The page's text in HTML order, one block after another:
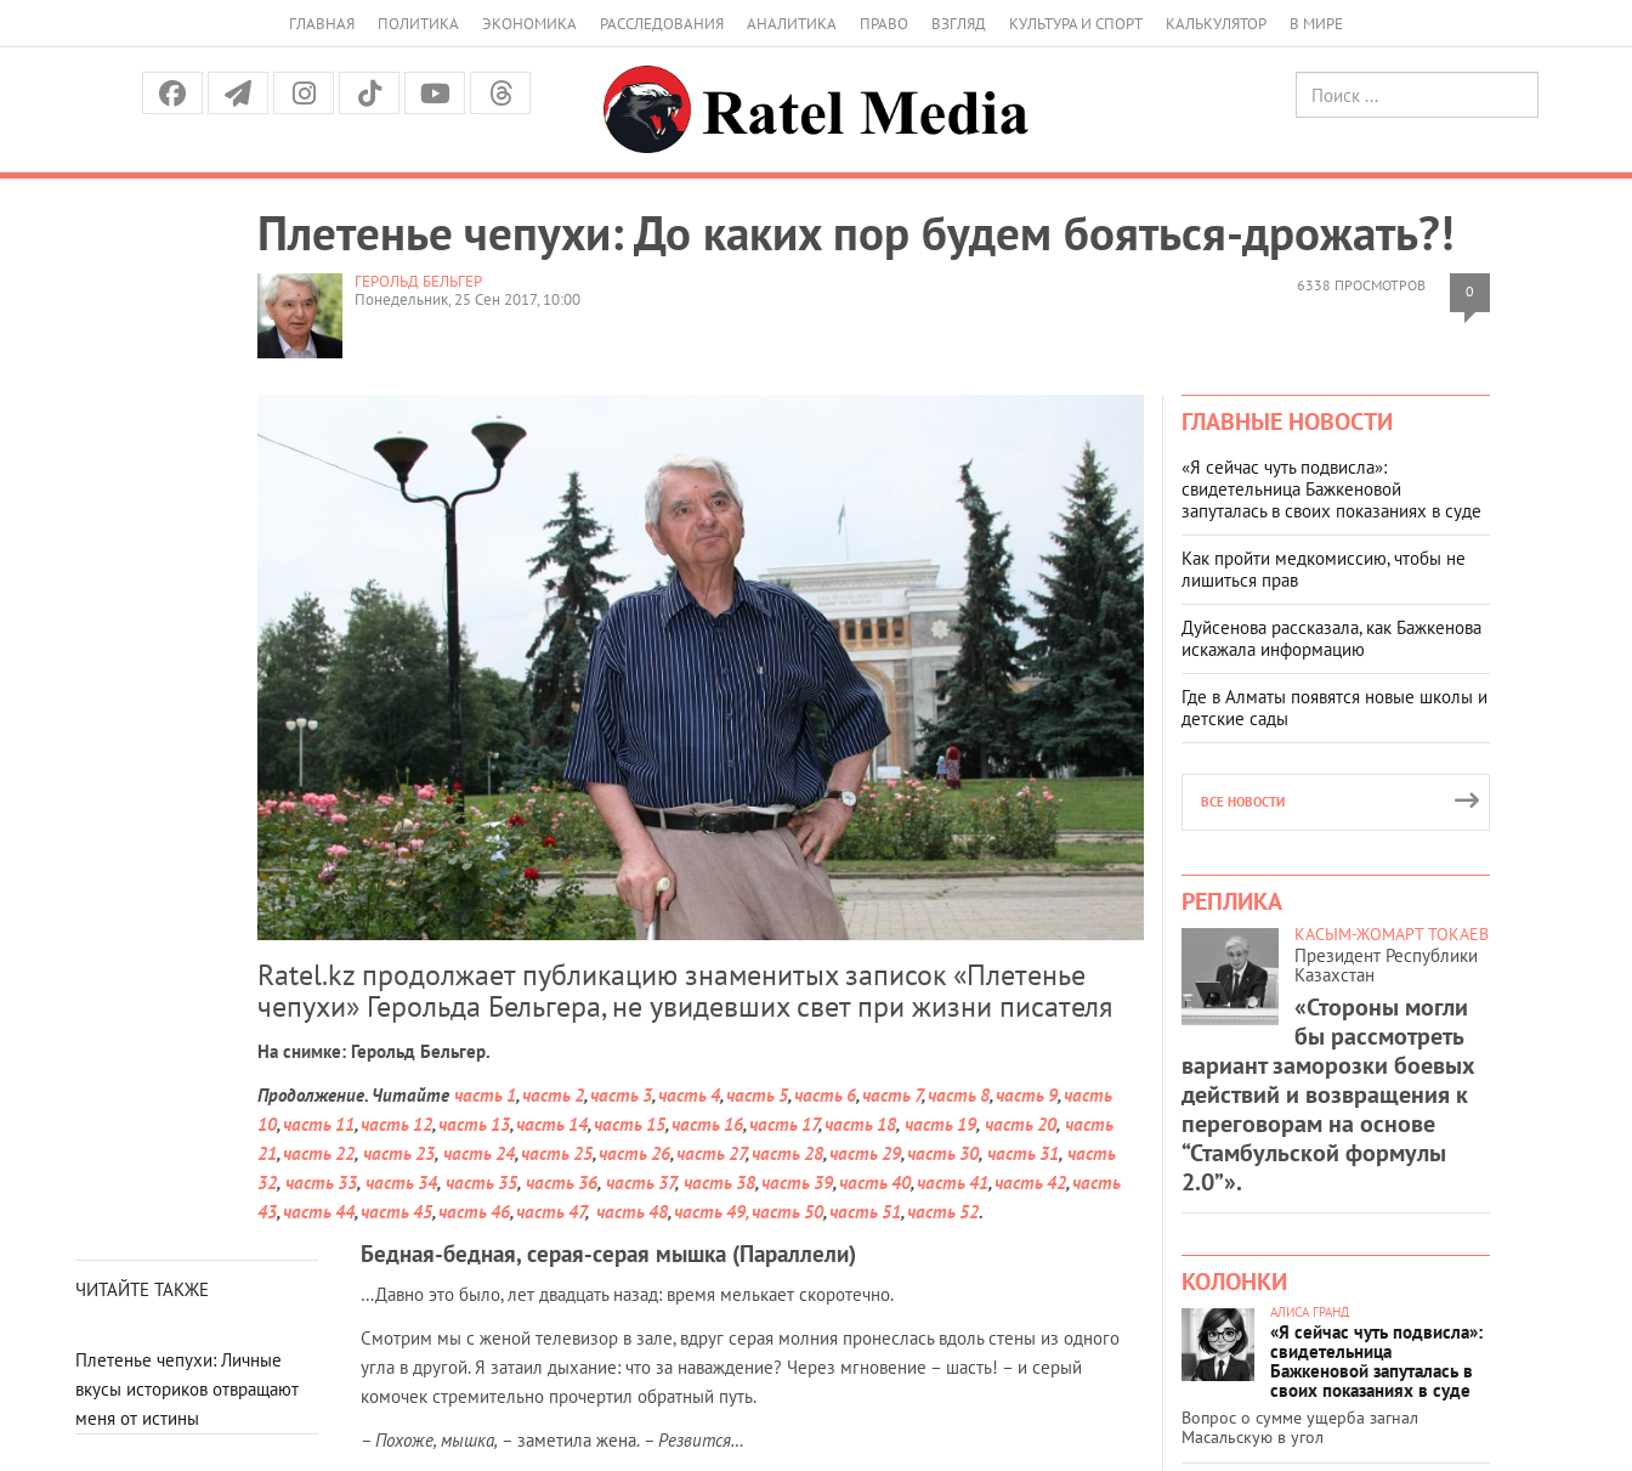
ГЛАВНАЯ ПОЛИТИКА ЭКОНОМИКА РАССЛЕДОВАНИЯ АНАЛИТИКА ПРАВО ВЗГЛЯД КУЛЬТУРА И СПОРТ КАЛЬКУЛЯТОР В МИРЕ
Плетенье чепухи: До каких пор будем бояться-дрожать?!
6338 ПРОСМОТРОВ 0
ГЕРОЛЬД БЕЛЬГЕР
Понедельник, 25 Сен 2017, 10:00
Ratel.kz продолжает публикацию знаменитых записок «Плетенье
чепухи» Герольда Бельгера, не увидевших свет при жизни писателя
На снимке: Герольд Бельгер.
Продолжение. Читайте часть 1,часть 2,часть 3,часть 4,часть 5,часть 6,часть 7,часть 8,часть 9,часть
10,часть 11,часть 12,часть 13,часть 14,часть 15,часть 16,часть 17,часть 18, часть 19, часть 20, часть
21,часть 22, часть 23, часть 24,часть 25,часть 26,часть 27,часть 28,часть 29,часть 30, часть 31, часть
32, часть 33, часть 34, часть 35, часть 36, часть 37, часть 38,часть 39,часть 40,часть 41,часть 42,часть
43,часть 44,часть 45,часть 46,часть 47, часть 48,часть 49, часть 50,часть 51,часть 52.
ЧИТАЙТЕ ТАКЖЕ
Плетенье чепухи: Личные
вкусы историков отвращают
меня от истины
Бедная-бедная, серая-серая мышка (Параллели)
…Давно это было, лет двадцать назад: время мелькает скоротечно.
Смотрим мы с женой телевизор в зале, вдруг серая молния пронеслась вдоль стены из одного
угла в другой. Я затаил дыхание: что за наваждение? Через мгновение – шасть! – и серый
комочек стремительно прочертил обратный путь.
– Похоже, мышка, – заметила жена. – Резвится…
ГЛАВНЫЕ НОВОСТИ
«Я сейчас чуть подвисла»:
свидетельница Бажкеновой
запуталась в своих показаниях в суде
Как пройти медкомиссию, чтобы не
лишиться прав
Дуйсенова рассказала, как Бажкенова
искажала информацию
Где в Алматы появятся новые школы и
детские сады
ВСЕ НОВОСТИ
РЕПЛИКА
КАСЫМ-ЖОМАРТ ТОКАЕВ
Президент Республики
Казахстан
«Стороны могли
бы рассмотреть
вариант заморозки боевых
действий и возвращения к
переговорам на основе
“Стамбульской формулы
2.0”».
КОЛОНКИ
АЛИСА ГРАНД
«Я сейчас чуть подвисла»:
свидетельница
Бажкеновой запуталась в
своих показаниях в суде
Вопрос о сумме ущерба загнал
Масальскую в угол